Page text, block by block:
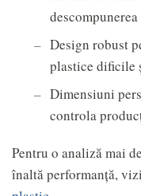
Design robust
plastice dificile
Dimensiuni
controla
Pentru o analiză mai
înaltă performanță,